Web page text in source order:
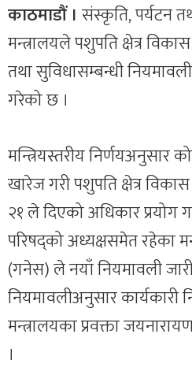
काठमाडौं । संस्कृति, पर्यटन
मन्त्रालयले पशुपति क्षेत्र
तथा सुविधासम्बन्धी
गरेको छ ।
मन्त्रियस्तरीय निर्णयअनुसार
खारेज गरी पशुपति क्षेत्र
२१ ले दिएको अधिकार प्रयोग
परिषद्को अध्यक्षसमेत रहेका
(गनेस) ले नयाँ नियमावली
नियमावलीअनुसार कार्यकारी
मन्त्रालयका प्रवक्ता
।